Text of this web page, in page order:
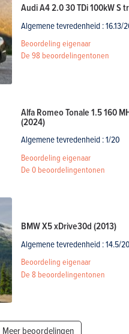
Audi A4 2.0 30 TDi 100kW S
Algemene tevredenheid : 16.13/
Beoordeling eigenaar
De 98 beoordelingentonen
Alfa Romeo Tonale 1.5 160
(2024)
Algemene tevredenheid : 1/20
Beoordeling eigenaar
De 0 beoordelingentonen
BMW X5 xDrive30d (2013)
Algemene tevredenheid : 14.5/20
Beoordeling eigenaar
De 8 beoordelingentonen
Meer beoordelingen